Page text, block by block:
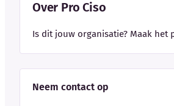
Over Pro Ciso
Is dit jouw organisatie? Maak het
Neem contact op